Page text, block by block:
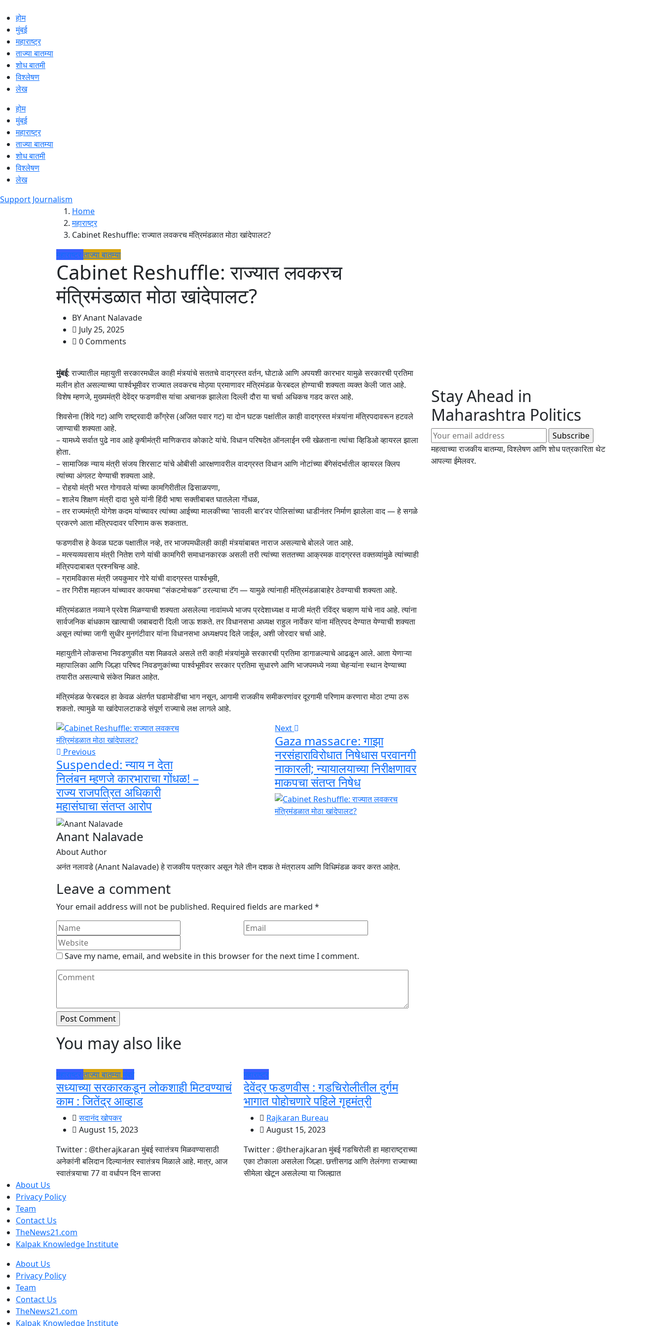
होम
मुंबई
महाराष्ट्र
ताज्या बातम्या
शोध बातमी
विश्लेषण
लेख
होम
मुंबई
महाराष्ट्र
ताज्या बातम्या
शोध बातमी
विश्लेषण
लेख
Support Journalism
Home
महाराष्ट्र
Cabinet Reshuffle: राज्यात लवकरच मंत्रिमंडळात मोठा खांदेपालट?
महाराष्ट्रताज्या बातम्या
Cabinet Reshuffle: राज्यात लवकरच
मंत्रिमंडळात मोठा खांदेपालट?
BYAnant Nalavade
July 25, 2025
0 Comments
मुंबई: राज्यातील महायुती सरकारमधील काही मंत्र्यांचे सततचे वादग्रस्त वर्तन, घोटाळे आणि अपयशी कारभार यामुळे सरकारची प्रतिमा
मलीन होत असल्याच्या पार्श्वभूमीवर राज्यात लवकरच मोठ्या प्रमाणावर मंत्रिमंडळ फेरबदल होण्याची शक्यता व्यक्त केली जात आहे.
विशेष म्हणजे, मुख्यमंत्री देवेंद्र फडणवीस यांचा अचानक झालेला दिल्ली दौरा या चर्चा अधिकच गडद करत आहे.
शिवसेना (शिंदे गट) आणि राष्ट्रवादी काँग्रेस (अजित पवार गट) या दोन घटक पक्षांतील काही वादग्रस्त मंत्र्यांना मंत्रिपदावरून हटवले
जाण्याची शक्यता आहे.
– यामध्ये सर्वात पुढे नाव आहे कृषीमंत्री माणिकराव कोकाटे यांचे. विधान परिषदेत ऑनलाईन रमी खेळताना त्यांचा व्हिडिओ व्हायरल झाला
होता.
– सामाजिक न्याय मंत्री संजय शिरसाट यांचे ओबीसी आरक्षणावरील वादग्रस्त विधान आणि नोटांच्या बॅगेसंदर्भातील व्हायरल क्लिप
त्यांच्या अंगलट येण्याची शक्यता आहे.
– रोहयो मंत्री भरत गोगावले यांच्या कामगिरीतील ढिसाळपणा,
– शालेय शिक्षण मंत्री दादा भुसे यांनी हिंदी भाषा सक्तीबाबत घातलेला गोंधळ,
– तर राज्यमंत्री योगेश कदम यांच्यावर त्यांच्या आईच्या मालकीच्या ‘सावली बार’वर पोलिसांच्या धाडीनंतर निर्माण झालेला वाद — हे सगळे
प्रकरणे आता मंत्रिपदावर परिणाम करू शकतात.
फडणवीस हे केवळ घटक पक्षातील नव्हे, तर भाजपमधीलही काही मंत्र्यांबाबत नाराज असल्याचे बोलले जात आहे.
– मत्स्यव्यवसाय मंत्री नितेश राणे यांची कामगिरी समाधानकारक असली तरी त्यांच्या सततच्या आक्रमक वादग्रस्त वक्तव्यांमुळे त्यांच्याही
मंत्रिपदाबाबत प्रश्नचिन्ह आहे.
– ग्रामविकास मंत्री जयकुमार गोरे यांची वादग्रस्त पार्श्वभूमी,
– तर गिरीश महाजन यांच्यावर कायमचा “संकटमोचक” ठरल्याचा टॅग — यामुळे त्यांनाही मंत्रिमंडळाबाहेर ठेवण्याची शक्यता आहे.
मंत्रिमंडळात नव्याने प्रवेश मिळण्याची शक्यता असलेल्या नावांमध्ये भाजप प्रदेशाध्यक्ष व माजी मंत्री रविंद्र चव्हाण यांचे नाव आहे. त्यांना
सार्वजनिक बांधकाम खात्याची जबाबदारी दिली जाऊ शकते. तर विधानसभा अध्यक्ष राहुल नार्वेकर यांना मंत्रिपद देण्यात येण्याची शक्यता
असून त्यांच्या जागी सुधीर मुनगंटीवार यांना विधानसभा अध्यक्षपद दिले जाईल, अशी जोरदार चर्चा आहे.
महायुतीने लोकसभा निवडणुकीत यश मिळवले असले तरी काही मंत्र्यांमुळे सरकारची प्रतिमा डागाळल्याचे आढळून आले. आता येणाऱ्या
महापालिका आणि जिल्हा परिषद निवडणुकांच्या पार्श्वभूमीवर सरकार प्रतिमा सुधारणे आणि भाजपमध्ये नव्या चेहऱ्यांना स्थान देण्याच्या
तयारीत असल्याचे संकेत मिळत आहेत.
मंत्रिमंडळ फेरबदल हा केवळ अंतर्गत घडामोडींचा भाग नसून, आगामी राजकीय समीकरणांवर दूरगामी परिणाम करणारा मोठा टप्पा ठरू
शकतो. त्यामुळे या खांदेपालटाकडे संपूर्ण राज्याचे लक्ष लागले आहे.
Previous
Suspended: न्याय न देता
निलंबन म्हणजे कारभाराचा गोंधळ! –
राज्य राजपत्रित अधिकारी
महासंघाचा संतप्त आरोप
Next
Gaza massacre: गाझा
नरसंहाराविरोधात निषेधास परवानगी
नाकारली; न्यायालयाच्या निरीक्षणावर
माकपचा संतप्त निषेध
Anant Nalavade
About Author
अनंत नलावडे (Anant Nalavade) हे राजकीय पत्रकार असून गेले तीन दशक ते मंत्रालय आणि विधिमंडळ कवर करत आहेत.
Leave a comment
Your email address will not be published. Required fields are marked *
Save my name, email, and website in this browser for the next time I comment.
You may also like
महाराष्ट्रताज्या बातम्यामुंबई
सध्याच्या सरकारकडून लोकशाही मिटवण्याचं
काम : जितेंद्र आव्हाड
सदानंद खोपकर
August 15, 2023
Twitter : @therajkaran मुंबई स्वातंत्र्य मिळवण्यासाठी
अनेकांनी बलिदान दिल्यानंतर स्वातंत्र्य मिळाले आहे. मात्र, आज
स्वातंत्र्याचा 77 वा वर्धापन दिन साजरा
महाराष्ट्र
देवेंद्र फडणवीस : गडचिरोलीतील दुर्गम
भागात पोहोचणारे पहिले गृहमंत्री
Rajkaran Bureau
August 15, 2023
Twitter : @therajkaran मुंबई गडचिरोली हा महाराष्ट्राच्या
एका टोकाला असलेला जिल्हा. छत्तीसगढ आणि तेलंगणा राज्याच्या
सीमेला खेटून असलेल्या या जिल्ह्यात
Stay Ahead in
Maharashtra Politics
महत्वाच्या राजकीय बातम्या, विश्लेषण आणि शोध पत्रकारिता थेट
आपल्या ईमेलवर.
About Us
Privacy Policy
Team
Contact Us
TheNews21.com
Kalpak Knowledge Institute
About Us
Privacy Policy
Team
Contact Us
TheNews21.com
Kalpak Knowledge Institute